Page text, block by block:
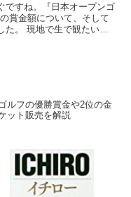
ですね。『日本オープンゴ
賞金額について、そして
た。 現地で生で観たい
ルフの優勝賞金や2位の金
ット販売を解説